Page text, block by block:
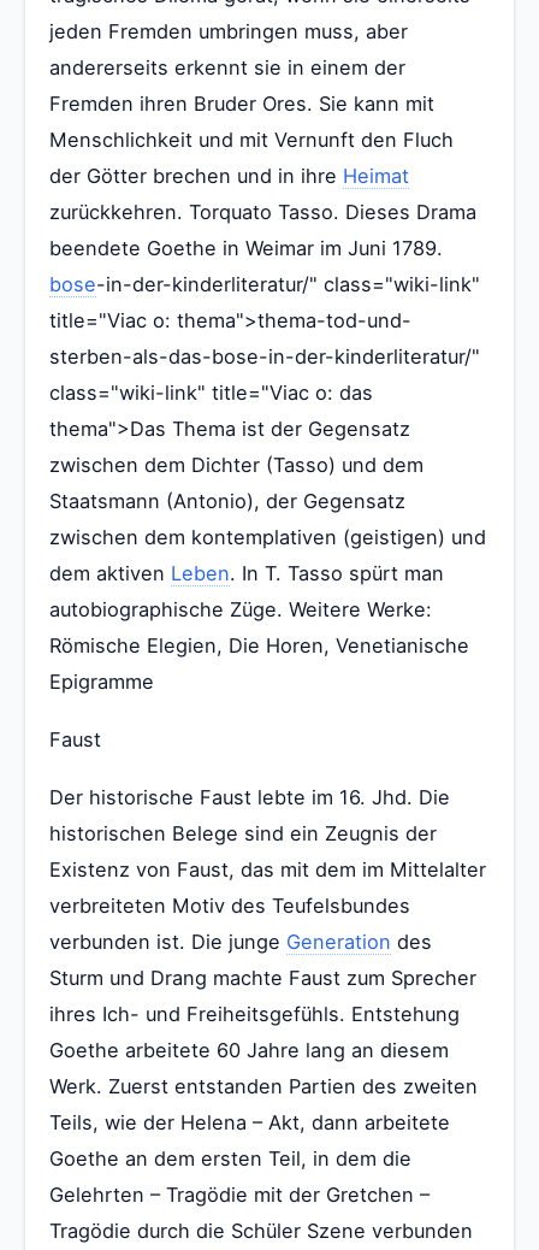
jeden Fremden umbringen muss, aber
andererseits erkennt sie in einem der
Fremden ihren Bruder Ores. Sie kann mit
Menschlichkeit und mit Vernunft den Fluch
der Götter brechen und in ihre Heimat
zurückkehren. Torquato Tasso. Dieses Drama
beendete Goethe in Weimar im Juni 1789.
bose-in-der-kinderliteratur/" class="wiki-link"
title="Viac o: thema">thema-tod-und-
sterben-als-das-bose-in-der-kinderliteratur/"
class="wiki-link" title="Viac o: das
thema">Das Thema ist der Gegensatz
zwischen dem Dichter (Tasso) und dem
Staatsmann (Antonio), der Gegensatz
zwischen dem kontemplativen (geistigen) und
dem aktiven Leben. In T. Tasso spürt man
autobiographische Züge. Weitere Werke:
Römische Elegien, Die Horen, Venetianische
Epigramme
Faust
Der historische Faust lebte im 16. Jhd. Die
historischen Belege sind ein Zeugnis der
Existenz von Faust, das mit dem im Mittelalter
verbreiteten Motiv des Teufelsbundes
verbunden ist. Die junge Generation des
Sturm und Drang machte Faust zum Sprecher
ihres Ich- und Freiheitsgefühls. Entstehung
Goethe arbeitete 60 Jahre lang an diesem
Werk. Zuerst entstanden Partien des zweiten
Teils, wie der Helena – Akt, dann arbeitete
Goethe an dem ersten Teil, in dem die
Gelehrten – Tragödie mit der Gretchen –
Tragödie durch die Schüler Szene verbunden